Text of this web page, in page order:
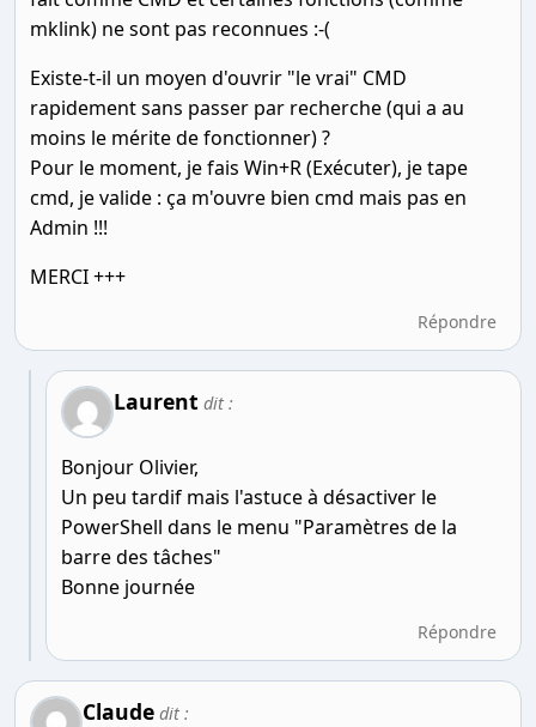
mklink) ne sont pas reconnues :-(
Existe-t-il un moyen d'ouvrir "le vrai" CMD
rapidement sans passer par recherche (qui a au
moins le mérite de fonctionner) ?
Pour le moment, je fais Win+R (Exécuter), je tape
cmd, je valide : ça m'ouvre bien cmd mais pas en
Admin !!!
MERCI +++
Répondre
Laurent dit :
Bonjour Olivier,
Un peu tardif mais l'astuce à désactiver le
PowerShell dans le menu "Paramètres de la
barre des tâches"
Bonne journée
Répondre
Claude dit :